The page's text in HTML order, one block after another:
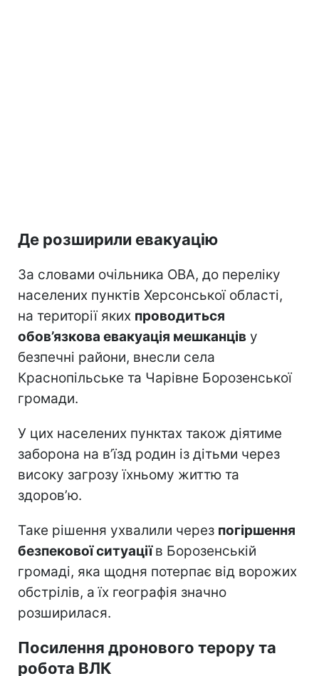
Де розширили евакуацію
За словами очільника ОВА, до переліку
населених пунктів Херсонської області,
на території яких проводиться
обов’язкова евакуація мешканців у
безпечні райони, внесли села
Краснопільське та Чарівне Борозенської
громади.
У цих населених пунктах також діятиме
заборона на в’їзд родин із дітьми через
високу загрозу їхньому життю та
здоров’ю.
Таке рішення ухвалили через погіршення
безпекової ситуаціїв Борозенській
громаді, яка щодня потерпає від ворожих
обстрілів, а їх географія значно
розширилася.
Посилення дронового терору та
робота ВЛК